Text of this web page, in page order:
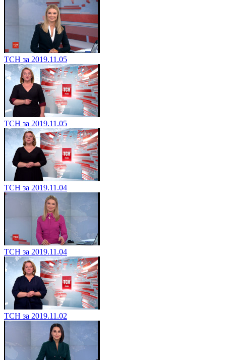
ТСН за 2019.11.05
ТСН за 2019.11.05
ТСН за 2019.11.04
ТСН за 2019.11.04
ТСН за 2019.11.02